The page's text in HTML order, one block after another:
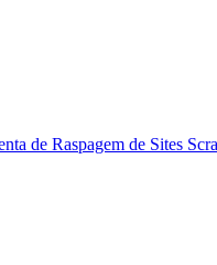
de Raspagem de Sites